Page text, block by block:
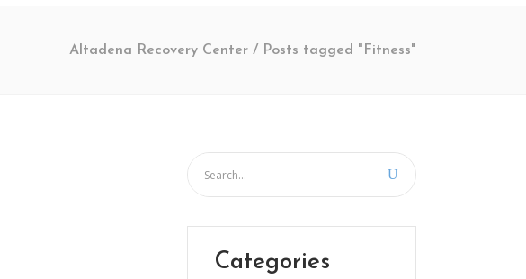
Altadena Recovery Center / Posts tagged "Fitness"
Categories